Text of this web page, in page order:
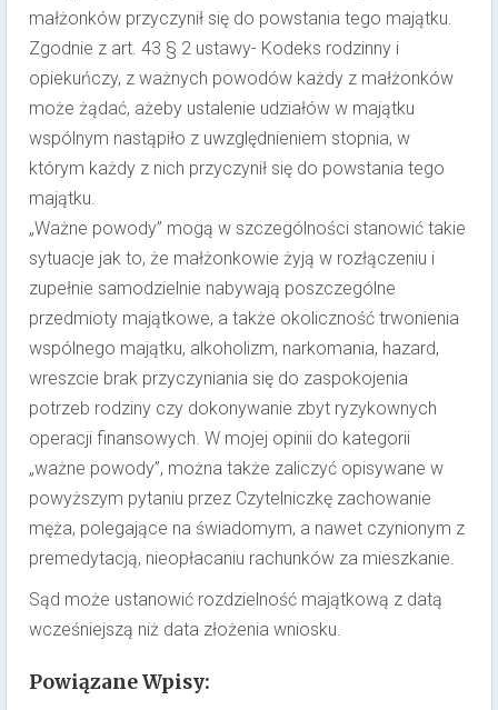
małżonków przyczynił się do powstania tego majątku.
Zgodnie z art. 43 § 2 ustawy- Kodeks rodzinny i
opiekuńczy, z ważnych powodów każdy z małżonków
może żądać, ażeby ustalenie udziałów w majątku
wspólnym nastąpiło z uwzględnieniem stopnia, w
którym każdy z nich przyczynił się do powstania tego
majątku.
„Ważne powody” mogą w szczególności stanowić takie
sytuacje jak to, że małżonkowie żyją w rozłączeniu i
zupełnie samodzielnie nabywają poszczególne
przedmioty majątkowe, a także okoliczność trwonienia
wspólnego majątku, alkoholizm, narkomania, hazard,
wreszcie brak przyczyniania się do zaspokojenia
potrzeb rodziny czy dokonywanie zbyt ryzykownych
operacji finansowych. W mojej opinii do kategorii
„ważne powody”, można także zaliczyć opisywane w
powyższym pytaniu przez Czytelniczkę zachowanie
męża, polegające na świadomym, a nawet czynionym z
premedytacją, nieopłacaniu rachunków za mieszkanie.
Sąd może ustanowić rozdzielność majątkową z datą
wcześniejszą niż data złożenia wniosku.
Powiązane Wpisy: